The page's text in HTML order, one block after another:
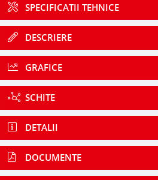
SPECIFICATII TEHNICE
DESCRIERE
GRAFICE
SCHITE
DETALII
DOCUMENTE